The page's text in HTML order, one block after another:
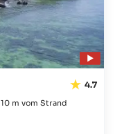
4.7
10 m vom Strand